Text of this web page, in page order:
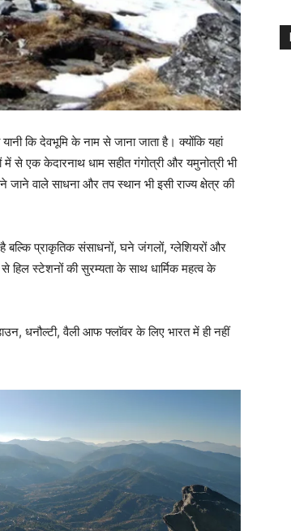
कि देवभूमि के नाम से जाना जाता है। क्योंकि यहां
से एक केदारनाथ धाम सहीत गंगोत्री और यमुनोत्री भी
वाले साधना और तप स्थान भी इसी राज्य क्षेत्र की
बल्कि प्राकृतिक संसाधनों, घने जंगलों, ग्लेशियरों और
स्टेशनों की सुरम्यता के साथ धार्मिक महत्व के
धनौल्टी, वैली आफ फ्लाॅवर के लिए भारत में ही नहीं